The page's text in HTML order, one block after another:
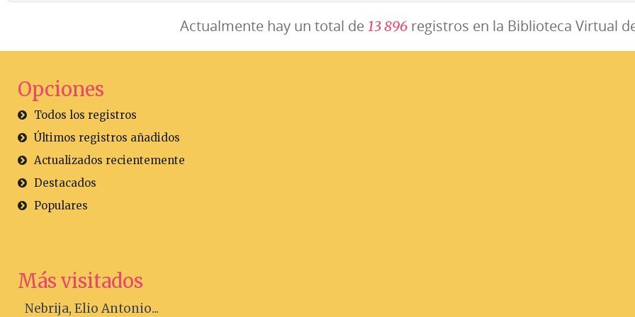
Actualmente hay un total de 13896registros en la Biblioteca Virtual
Opciones
Todos los registros
Últimos registros añadidos
Actualizados recientemente
Destacados
Populares
Más visitados
Nebrija, Elio Antonio...